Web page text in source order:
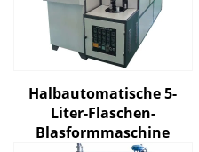
Halbautomatische 5-
Liter-Flaschen-
Blasformmaschine